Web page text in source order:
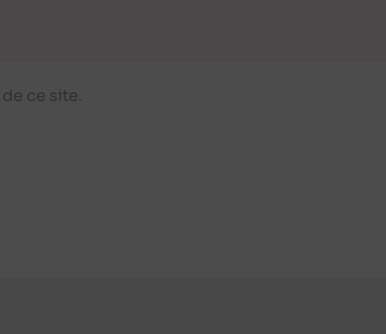
de ce site.